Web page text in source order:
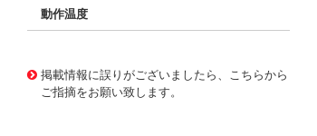
動作温度
掲載情報に誤りがございましたら、こちらから
ご指摘をお願い致します。